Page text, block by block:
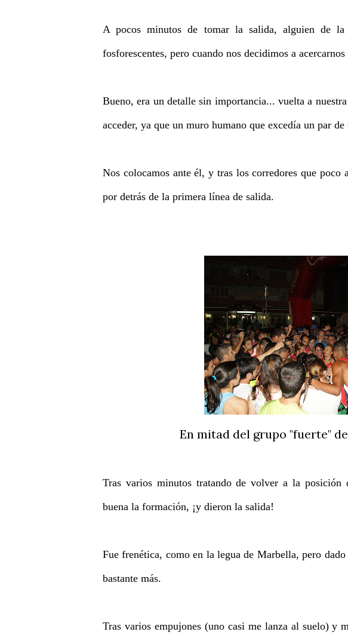
A pocos minutos de tomar la salida, alguien de la
fosforescentes, pero cuando nos decidimos a
Bueno, era un detalle sin importancia... vuelta a
acceder, ya que un muro humano que excedía un par
Nos colocamos ante él, y tras los corredores que
por detrás de la primera línea de salida.
En mitad del grupo "fuerte"
Tras varios minutos tratando de volver a la posición
buena la formación, ¡y dieron la salida!
Fue frenética, como en la legua de Marbella, pero
bastante más.
Tras varios empujones (uno casi me lanza al suelo) y